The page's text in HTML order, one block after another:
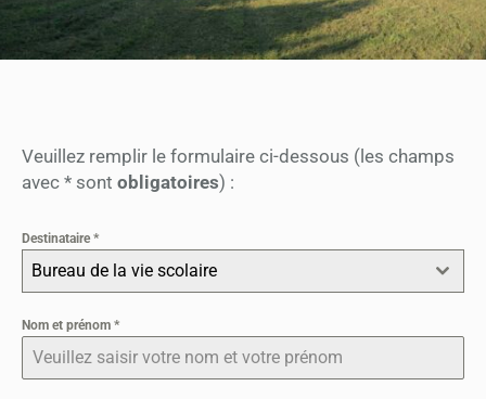
Veuillez remplir le formulaire ci-dessous (les champs
avec * sont obligatoires) :
Destinataire*
Bureau de la vie scolaire
Nom et prénom *